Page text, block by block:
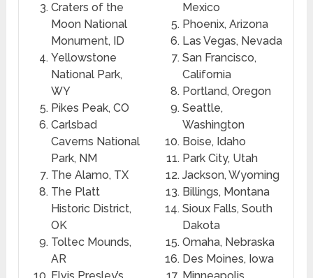
Craters of the
Moon National
Monument, ID
Yellowstone
National Park,
WY
Pikes Peak, CO
Carlsbad
Caverns National
Park, NM
The Alamo, TX
The Platt
Historic District,
OK
Toltec Mounds,
AR
Mexico
Phoenix, Arizona
Las Vegas, Nevada
San Francisco,
California
Portland, Oregon
Seattle,
Washington
Boise, Idaho
Park City, Utah
Jackson, Wyoming
Billings, Montana
Sioux Falls, South
Dakota
Omaha, Nebraska
Des Moines, Iowa